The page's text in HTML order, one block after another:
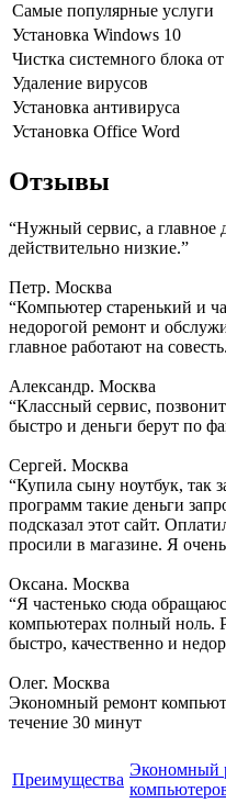
Самые популярные услуги
Установка Windows 10
Чистка системного блока
Удаление вирусов
Установка антивируса
Установка Office Word
Отзывы
“Нужный сервис, а
действительно низкие.”
Петр. Москва
“Компьютер старенький и
недорогой ремонт и
главное работают на
Александр. Москва
“Классный сервис,
быстро и деньги берут по
Сергей. Москва
“Купила сыну ноутбук, так
программ такие деньги
подсказал этот сайт.
просили в магазине. Я
Оксана. Москва
“Я частенько сюда
компьютерах полный ноль.
быстро, качественно и
Олег. Москва
Экономный ремонт
течение 30 минут
Преимущества
Экономный